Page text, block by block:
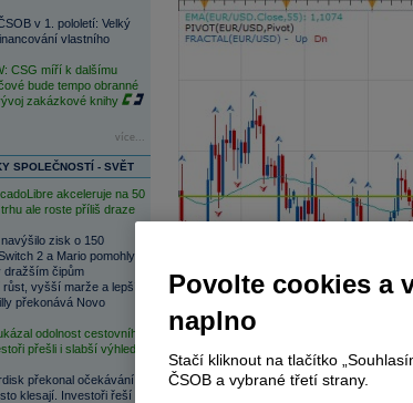
v 1. pololetí: Velký
vlastního
CSG míří k dalšímu
bude tempo obranné
zakázkové knihy
více...
SPOLEČNOSTÍ - SVĚT
akceleruje na 50
ale roste příliš draze
zisk o 150
2 a Mario pomohly
dražším čipům
růst, vyšší marže a lepší
překonává Novo
odolnost cestovního
přešli i slabší výhled
překonal očekávání,
klesají. Investoři řeší
Povolte cookies a
naplno
Stačí kliknout na tlačítko
ČSOB a vybrané třetí strany.